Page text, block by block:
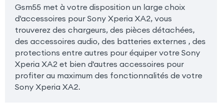
Gsm55 met à votre disposition un large choix
d'accessoires pour Sony Xperia XA2, vous
trouverez des chargeurs, des pièces détachées,
des accessoires audio, des batteries externes , des
protections entre autres pour équiper votre Sony
Xperia XA2 et bien d'autres accessoires pour
profiter au maximum des fonctionnalités de votre
Sony Xperia XA2.